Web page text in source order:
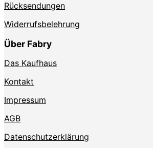
Rücksendungen
Widerrufsbelehrung
Über Fabry
Das Kaufhaus
Kontakt
Impressum
AGB
Datenschutzerklärung